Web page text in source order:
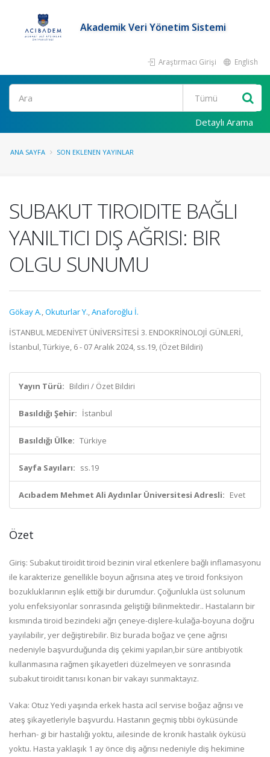
Akademik Veri Yönetim Sistemi
Araştırmacı Girişi English
Ara
Detaylı Arama
ANA SAYFA SON EKLENEN YAYINLAR
SUBAKUT TIROIDITE BAĞLI
YANILTICI DIŞ AĞRISI: BIR
OLGU SUNUMU
Gökay A.,Okuturlar Y.,Anaforoğlu İ.
İSTANBUL MEDENİYET ÜNİVERSİTESİ 3. ENDOKRİNOLOJİ GÜNLERİ,
İstanbul, Türkiye, 6 - 07 Aralık 2024, ss.19, (Özet Bildiri)
Yayın Türü: Bildiri / Özet Bildiri
Basıldığı Şehir: İstanbul
Basıldığı Ülke: Türkiye
Sayfa Sayıları: ss.19
Acıbadem Mehmet Ali Aydınlar Üniversitesi Adresli: Evet
Özet
Giriş: Subakut tiroidit tiroid bezinin viral etkenlere bağlı inflamasyonu
ile karakterize genellikle boyun ağrısına ateş ve tiroid fonksiyon
bozukluklarının eşlik ettiği bir durumdur. Çoğunlukla üst solunum
yolu enfeksiyonlar sonrasında geliştiği bilinmektedir.. Hastaların bir
kısmında tiroid bezindeki ağrı çeneye-dişlere-kulağa-boyuna doğru
yayılabilir, yer değiştirebilir. Biz burada boğaz ve çene ağrısı
nedeniyle başvurduğunda diş çekimi yapılan,bir süre antibiyotik
kullanmasına rağmen şikayetleri düzelmeyen ve sonrasında
subakut tiroidit tanısı konan bir vakayı sunmaktayız.
Vaka: Otuz Yedi yaşında erkek hasta acil servise boğaz ağrısı ve
ateş şikayetleriyle başvurdu. Hastanın geçmiş tıbbi öyküsünde
herhan- gi bir hastalığı yoktu, ailesinde de kronik hastalık öyküsü
yoktu. Hasta yaklaşık 1 ay önce diş ağrısı nedeniyle diş hekimine